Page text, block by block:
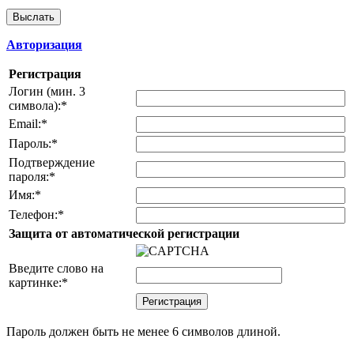
Авторизация
Регистрация
Логин (мин. 3
символа):*
Email:*
Пароль:*
Подтверждение
пароля:*
Имя:*
Телефон:*
Защита от автоматической регистрации
Введите слово на
картинке:*
Пароль должен быть не менее 6 символов длиной.